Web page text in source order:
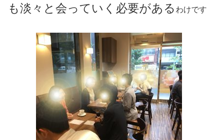
も淡々と会っていく必要がある わけです